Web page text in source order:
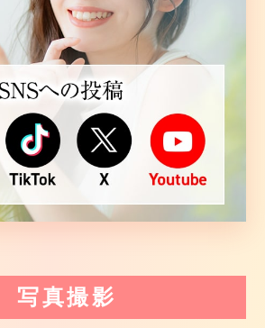
写真撮影